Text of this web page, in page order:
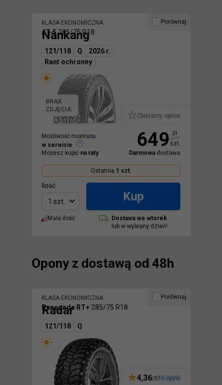
BRAK
ZDJĘCIA
Porównaj
KLASA EKONOMICZNA
Nankang
AT-5285/75 R18
121/118 Q
2026 r.
Rant ochronny
649 zł
szt.
Darmowa dostawa
Zbieramy opinie
Ostatnia 1 szt.
Możliwość montażu
w serwisie
Możesz kupić na raty
Ilość
1 szt.
Kup
Mała ilość Dostawa we wtorek
lub w wybrany dzień!
Opony z dostawą od 48h
Porównaj
KLASA EKONOMICZNA
Radar
Renegade RT+ 285/75 R18
121/118 Q
4,36/515 opinii